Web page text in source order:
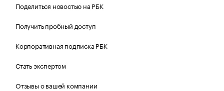
Поделиться новостью на РБК
Получить пробный доступ
Корпоративная подписка РБК
Стать экспертом
Отзывы о вашей компании